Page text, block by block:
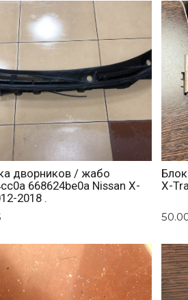
дворников / жабо
668624be0a Nissan X-
2018 .
X-